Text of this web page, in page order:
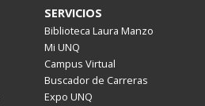
SERVICIOS
Biblioteca Laura Manzo
Mi UNQ
Campus Virtual
Buscador de Carreras
Expo UNQ